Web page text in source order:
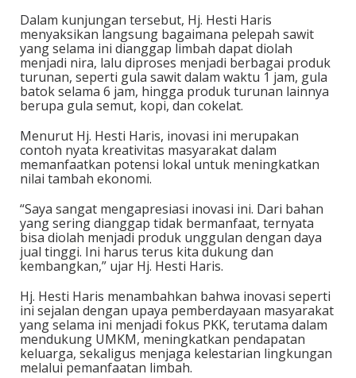
Dalam kunjungan tersebut, Hj. Hesti Haris
menyaksikan langsung bagaimana pelepah sawit
yang selama ini dianggap limbah dapat diolah
menjadi nira, lalu diproses menjadi berbagai produk
turunan, seperti gula sawit dalam waktu 1 jam, gula
batok selama 6 jam, hingga produk turunan lainnya
berupa gula semut, kopi, dan cokelat.
Menurut Hj. Hesti Haris, inovasi ini merupakan
contoh nyata kreativitas masyarakat dalam
memanfaatkan potensi lokal untuk meningkatkan
nilai tambah ekonomi.
“Saya sangat mengapresiasi inovasi ini. Dari bahan
yang sering dianggap tidak bermanfaat, ternyata
bisa diolah menjadi produk unggulan dengan daya
jual tinggi. Ini harus terus kita dukung dan
kembangkan,” ujar Hj. Hesti Haris.
Hj. Hesti Haris menambahkan bahwa inovasi seperti
ini sejalan dengan upaya pemberdayaan masyarakat
yang selama ini menjadi fokus PKK, terutama dalam
mendukung UMKM, meningkatkan pendapatan
keluarga, sekaligus menjaga kelestarian lingkungan
melalui pemanfaatan limbah.